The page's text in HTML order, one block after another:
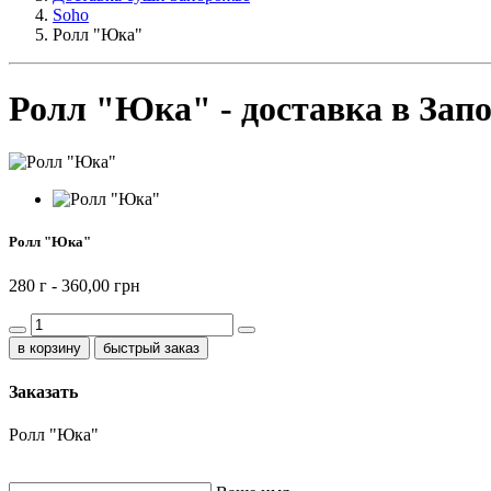
Soho
Ролл "Юка"
Ролл "Юка" - доставка в
Ролл "Юка"
280 г - 360,00 грн
быстрый заказ
Заказать
Ролл "Юка"